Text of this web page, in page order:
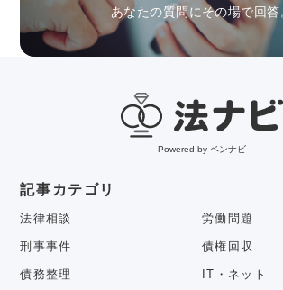
あなたの質問にその場で回答
Powered by ベンナビ
記事カテゴリ
法律相談 労働問題
刑事事件 債権回収
債務整理 IT・ネット